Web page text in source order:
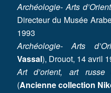
Archéologie- Arts
Directeur du Musée
1993
Archéologie- Arts
Vassal), Drouot, 14 avril
Art d’orient, art
(Ancienne collection